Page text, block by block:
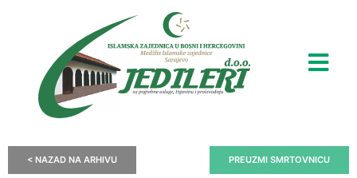
< NAZAD NA ARHIVU PREUZMI SMRTOVNICU